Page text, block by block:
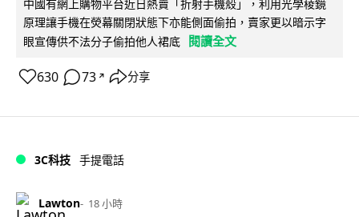
中國有網上購物平台近日熱賣「折射手機殼」，利用光學稜鏡
原理讓手機在熒幕關閉狀態下亦能側面偷拍，賣家更以暗示字
眼宣傳供不法分子偷拍他人裙底 閱讀全文
630 73 ↗ 分享
3C科技 手提電話
Lawton 18 小時